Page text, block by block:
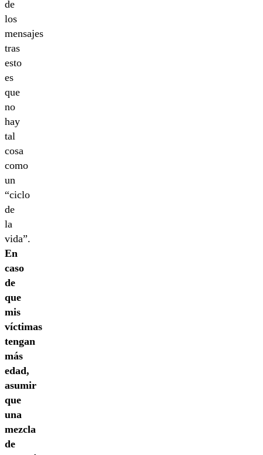
de
los
mensajes
tras
esto
es
que
no
hay
tal
cosa
como
un
“ciclo
de
la
vida”.
En
caso
de
que
mis
víctimas
tengan
más
edad,
asumir
que
una
mezcla
de